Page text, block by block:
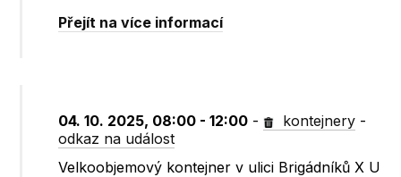
Přejít na více informací
04. 10. 2025, 08:00 - 12:00 - kontejnery -
odkaz na událost
Velkoobjemový kontejner v ulici Brigádníků X U